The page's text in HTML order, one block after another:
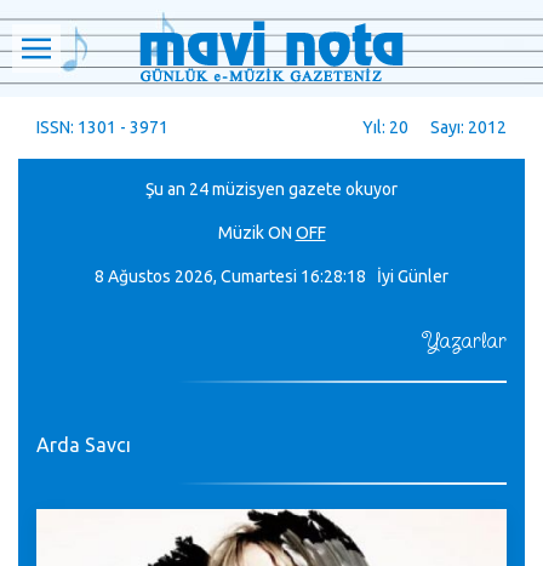
ISSN: 1301 - 3971 Yıl: 20 Sayı: 2012
Şu an 24 müzisyen gazete okuyor
MüzikON OFF
8 Ağustos 2026, Cumartesi 16:28:18 İyi Günler
Yazarlar
Arda Savcı